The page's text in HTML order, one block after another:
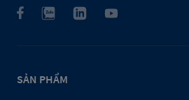
SẢN PHẨM